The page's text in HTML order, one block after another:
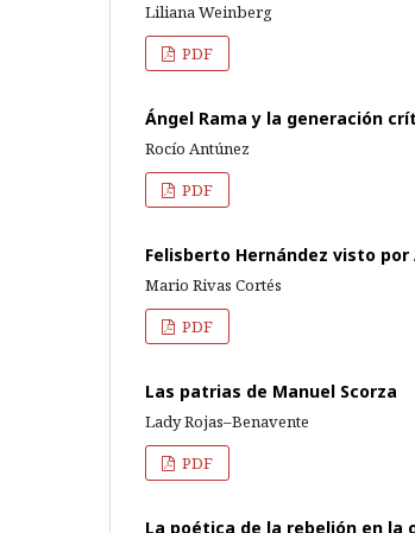
Liliana Weinberg
PDF
Ángel Rama y la generación
Rocío Antúnez
PDF
Felisberto Hernández visto por
Mario Rivas Cortés
PDF
Las patrias de Manuel Scorza
Lady Rojas–Benavente
PDF
La poética de la rebelión en la